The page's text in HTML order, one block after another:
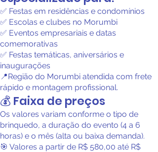
✅ Festas em residências e condomínios
✅ Escolas e clubes no Morumbi
✅ Eventos empresariais e datas
comemorativas
✅ Festas temáticas, aniversários e
inaugurações
📍Região do Morumbi atendida com frete
rápido e montagem profissional.
💰 Faixa de preços
Os valores variam conforme o tipo de
brinquedo, a duração do evento (4 a 6
horas) e o mês (alta ou baixa demanda).
🎯 Valores a partir de R$ 580,00 até R$